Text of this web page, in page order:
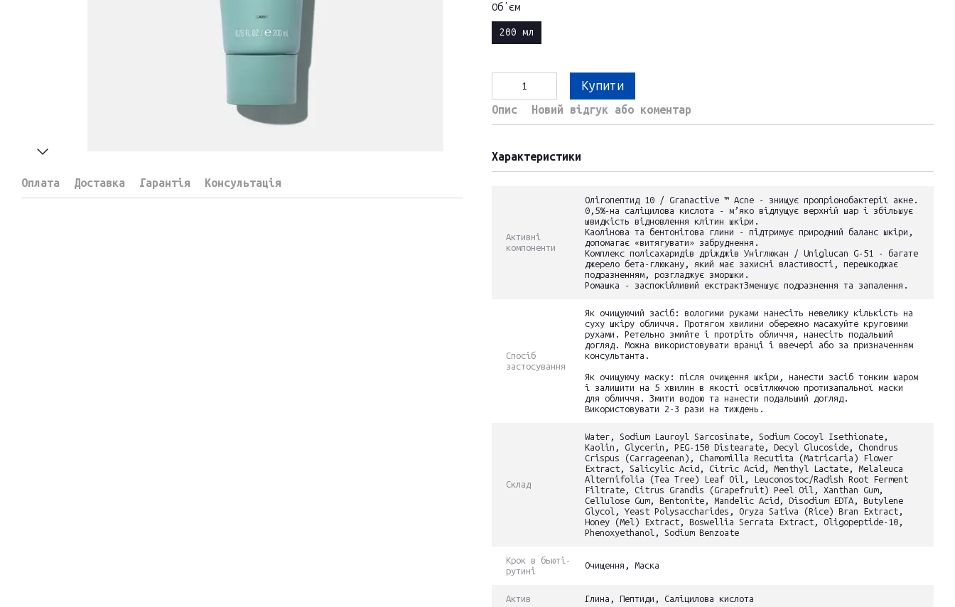
Оплата Доставка Гарантія Консультація
Обʼєм
200 мл
Купити
Опис Новий відгук або коментар
Характеристики
Активні
компоненти
Олігопептид 10 / Granactive ™ Acne - знищує пропріонобактерії акне.
0,5%-на саліцилова кислота - м’яко відлущує верхній шар і збільшує
швидкість відновлення клітин шкіри.
Каолінова та бентонітова глини - підтримує природний баланс шкіри,
допомагає «витягувати» забруднення.
Комплекс полісахаридів дріжджів Уніглюкан / Uniglucan G-51 - багате
джерело бета-глюкану, який має захисні властивості, перешкоджає
подразненням, розгладжує зморшки.
Ромашка - заспокійливий екстрактЗменшує подразнення та запалення.
Спосіб
застосування
Як очищуючий засіб: вологими руками нанесіть невелику кількість на
суху шкіру обличчя. Протягом хвилини обережно масажуйте круговими
рухами. Ретельно змийте і протріть обличчя, нанесіть подальший
догляд. Можна використовувати вранці і ввечері або за призначенням
консультанта.
Як очищуючу маску: після очищення шкіри, нанести засіб тонким шаром
і залишити на 5 хвилин в якості освітлюючою протизапальної маски
для обличчя. Змити водою та нанести подальший догляд.
Використовувати 2-3 рази на тиждень.
Склад
Water, Sodium Lauroyl Sarcosinate, Sodium Cocoyl Isethionate,
Kaolin, Glycerin, PEG-150 Distearate, Decyl Glucoside, Chondrus
Crispus (Carrageenan), Chamomilla Recutita (Matricaria) Flower
Extract, Salicylic Acid, Citric Acid, Menthyl Lactate, Melaleuca
Alternifolia (Tea Tree) Leaf Oil, Leuconostoc/Radish Root Ferment
Filtrate, Citrus Grandis (Grapefruit) Peel Oil, Xanthan Gum,
Cellulose Gum, Bentonite, Mandelic Acid, Disodium EDTA, Butylene
Glycol, Yeast Polysaccharides, Oryza Sativa (Rice) Bran Extract,
Honey (Mel) Extract, Boswellia Serrata Extract, Oligopeptide-10,
Phenoxyethanol, Sodium Benzoate
Крок в бьюті-
рутині
Очищення, Маска
Актив Глина, Пептиди, Саліцилова кислота